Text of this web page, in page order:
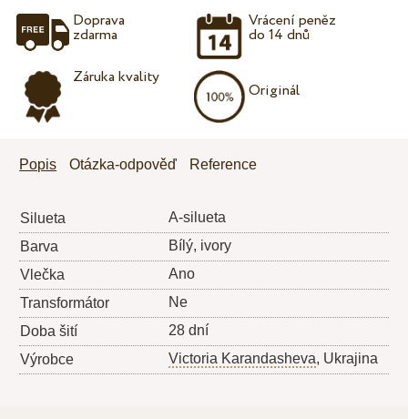
Doprava
zdarma
Záruka kvality
Vrácení peněz
do 14 dnů
Originál
Popis Otázka-odpověď Reference
Silueta
A-silueta
Barva
Bílý, ivory
Vlečka
Ano
Transformátor
Ne
Doba šití
28 dní
Výrobce
Victoria Karandasheva, Ukrajina